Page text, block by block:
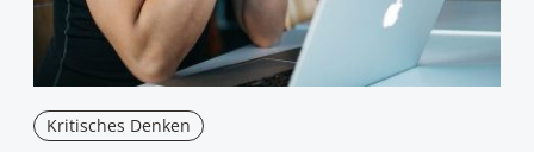
Kritisches Denken